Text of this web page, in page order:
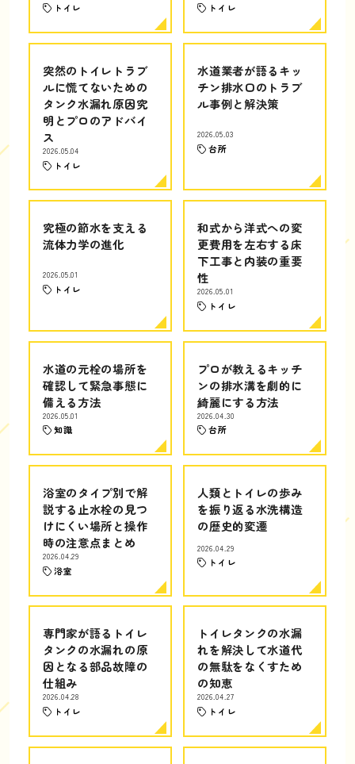
トイレ トイレ
突然のトイレトラブ
ルに慌てないための
タンク水漏れ原因究
明とプロのアドバイ
ス
2026.05.04
トイレ
水道業者が語るキッ
チン排水口のトラブ
ル事例と解決策
2026.05.03
台所
究極の節水を支える
流体力学の進化
2026.05.01
トイレ
和式から洋式への変
更費用を左右する床
下工事と内装の重要
性
2026.05.01
トイレ
水道の元栓の場所を
確認して緊急事態に
備える方法
2026.05.01
知識
プロが教えるキッチ
ンの排水溝を劇的に
綺麗にする方法
2026.04.30
台所
浴室のタイプ別で解
説する止水栓の見つ
けにくい場所と操作
時の注意点まとめ
2026.04.29
浴室
人類とトイレの歩み
を振り返る水洗構造
の歴史的変遷
2026.04.29
トイレ
専門家が語るトイレ
タンクの水漏れの原
因となる部品故障の
仕組み
2026.04.28
トイレ
トイレタンクの水漏
れを解決して水道代
の無駄をなくすため
の知恵
2026.04.27
トイレ